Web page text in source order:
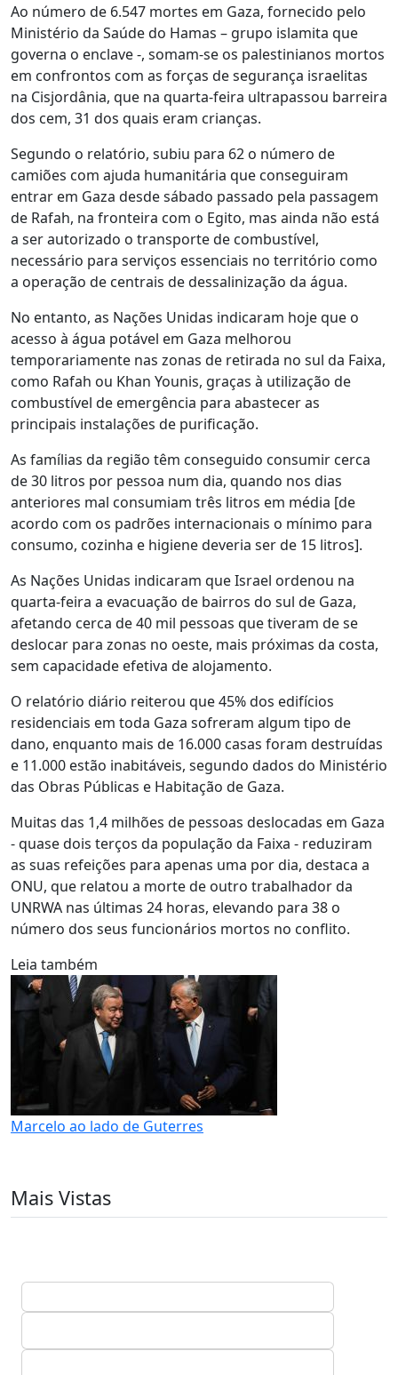
Ao número de 6.547 mortes em Gaza, fornecido pelo
Ministério da Saúde do Hamas – grupo islamita que
governa o enclave -, somam-se os palestinianos mortos
em confrontos com as forças de segurança israelitas
na Cisjordânia, que na quarta-feira ultrapassou barreira
dos cem, 31 dos quais eram crianças.
Segundo o relatório, subiu para 62 o número de
camiões com ajuda humanitária que conseguiram
entrar em Gaza desde sábado passado pela passagem
de Rafah, na fronteira com o Egito, mas ainda não está
a ser autorizado o transporte de combustível,
necessário para serviços essenciais no território como
a operação de centrais de dessalinização da água.
No entanto, as Nações Unidas indicaram hoje que o
acesso à água potável em Gaza melhorou
temporariamente nas zonas de retirada no sul da Faixa,
como Rafah ou Khan Younis, graças à utilização de
combustível de emergência para abastecer as
principais instalações de purificação.
As famílias da região têm conseguido consumir cerca
de 30 litros por pessoa num dia, quando nos dias
anteriores mal consumiam três litros em média [de
acordo com os padrões internacionais o mínimo para
consumo, cozinha e higiene deveria ser de 15 litros].
As Nações Unidas indicaram que Israel ordenou na
quarta-feira a evacuação de bairros do sul de Gaza,
afetando cerca de 40 mil pessoas que tiveram de se
deslocar para zonas no oeste, mais próximas da costa,
sem capacidade efetiva de alojamento.
O relatório diário reiterou que 45% dos edifícios
residenciais em toda Gaza sofreram algum tipo de
dano, enquanto mais de 16.000 casas foram destruídas
e 11.000 estão inabitáveis, segundo dados do Ministério
das Obras Públicas e Habitação de Gaza.
Muitas das 1,4 milhões de pessoas deslocadas em Gaza
- quase dois terços da população da Faixa - reduziram
as suas refeições para apenas uma por dia, destaca a
ONU, que relatou a morte de outro trabalhador da
UNRWA nas últimas 24 horas, elevando para 38 o
número dos seus funcionários mortos no conflito.
Leia também
Marcelo ao lado de Guterres
Mais Vistas